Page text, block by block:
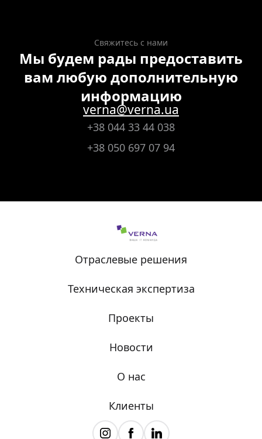
Свяжитесь с нами
Мы будем рады предоставить
вам любую дополнительную
информацию
verna@verna.ua
+38 044 33 44 038
+38 050 697 07 94
Отраслевые решения
Техническая экспертиза
Проекты
Новости
О нас
Клиенты